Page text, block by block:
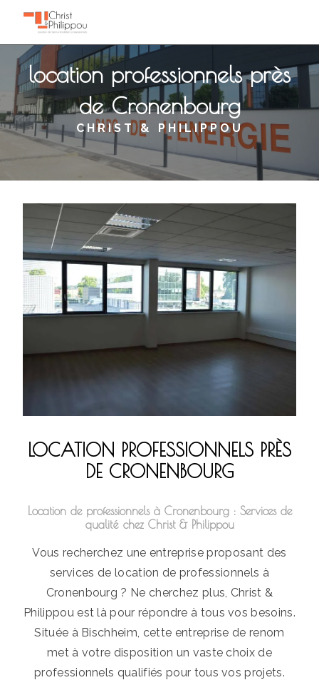
location professionnels près
de Cronenbourg
CHRIST & PHILIPPOU
LOCATION PROFESSIONNELS PRÈS
DE CRONENBOURG
Location de professionnels à Cronenbourg : Services de
qualité chez Christ & Philippou
Vous recherchez une entreprise proposant des
services de location de professionnels à
Cronenbourg ? Ne cherchez plus, Christ &
Philippou est là pour répondre à tous vos besoins.
Située à Bischheim, cette entreprise de renom
met à votre disposition un vaste choix de
professionnels qualifiés pour tous vos projets.